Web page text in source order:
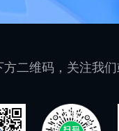
方二维码，关注我